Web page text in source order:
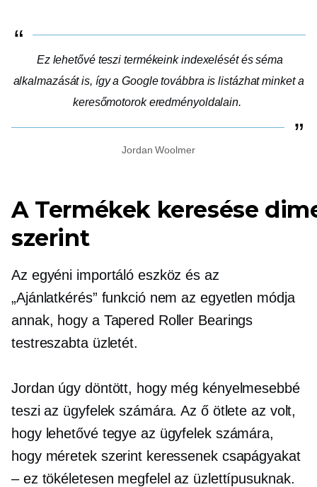
Ez lehetővé teszi termékeink indexelését és séma
alkalmazását is, így a Google továbbra is listázhat minket a
keresőmotorok eredményoldalain.
Jordan Woolmer
A Termékek keresése
szerint
Az egyéni importáló eszköz és az
„Ajánlatkérés” funkció nem az egyetlen módja
annak, hogy a Tapered Roller Bearings
testreszabta üzletét.
Jordan úgy döntött, hogy még kényelmesebbé
teszi az ügyfelek számára. Az ő ötlete az volt,
hogy lehetővé tegye az ügyfelek számára,
hogy méretek szerint keressenek csapágyakat
– ez tökéletesen megfelel az üzlettípusuknak.